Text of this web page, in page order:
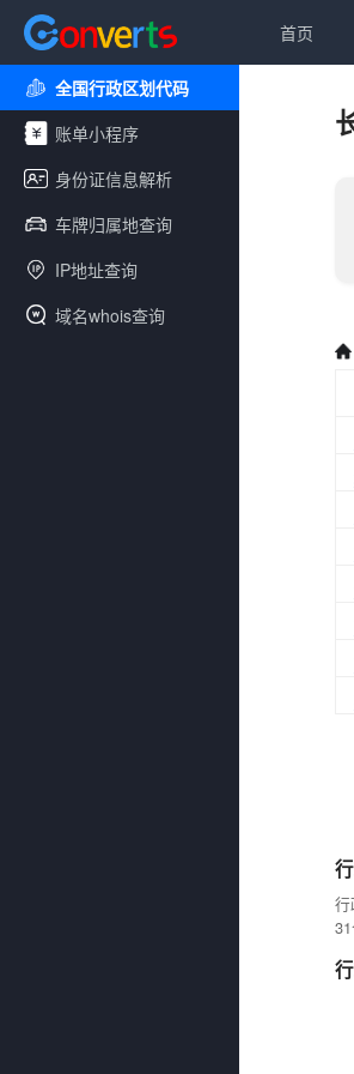
首页
全国行政区划代码
账单小程序
身份证信息解析
车牌归属地查询
IP地址查询
域名whois查询